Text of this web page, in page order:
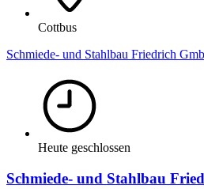
Cottbus
Schmiede- und Stahlbau Friedrich
Heute geschlossen
Schmiede- und Stahlbau